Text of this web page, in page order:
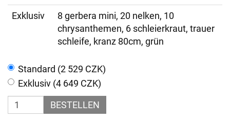
Exklusiv
8 gerbera mini, 20 nelken, 10
chrysanthemen, 6 schleierkraut, trauer
schleife, kranz 80cm, grün
Standard (2 529 CZK)
Exklusiv (4 649 CZK)
BESTELLEN